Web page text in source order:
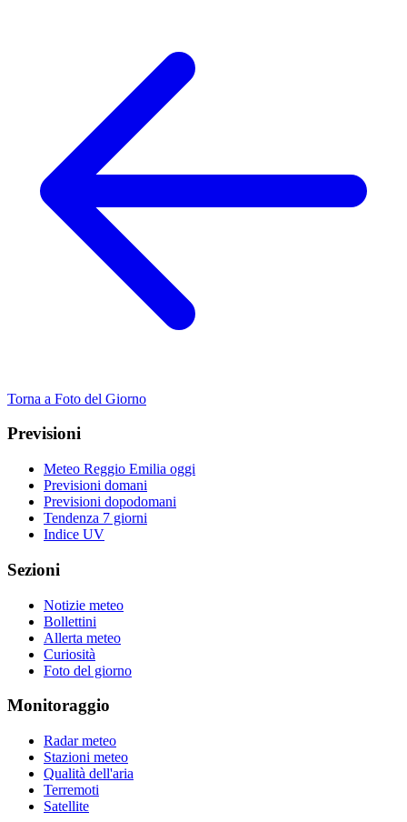
Torna a Foto del Giorno
Previsioni
Meteo Reggio Emilia oggi
Previsioni domani
Previsioni dopodomani
Tendenza 7 giorni
Indice UV
Sezioni
Notizie meteo
Bollettini
Allerta meteo
Curiosità
Foto del giorno
Monitoraggio
Radar meteo
Stazioni meteo
Qualità dell'aria
Terremoti
Satellite